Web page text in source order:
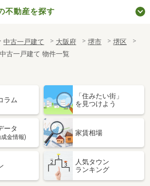
不動産を探す
中古一戸建て 大阪府 堺市
堺区
古一戸建て 物件一覧
ラム
「住みたい街」
を見つけよう
ータ
金情報)
家賃相場
人気タウン
ランキング